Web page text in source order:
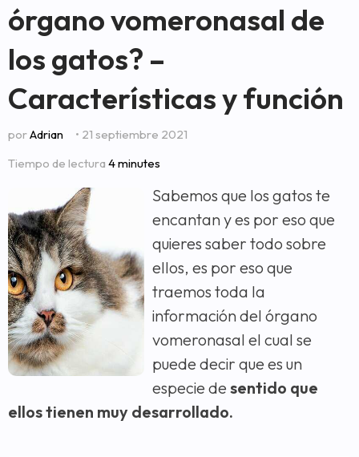
órgano vomeronasal de
los gatos? –
Características y función
porAdrian
• 21 septiembre 2021
Tiempo de lectura 4 minutes
Sabemos que los gatos te
encantan y es por eso que
quieres saber todo sobre
ellos, es por eso que
traemos toda la
información del órgano
vomeronasal el cual se
puede decir que es un
especie de sentido que
ellos tienen muy desarrollado.